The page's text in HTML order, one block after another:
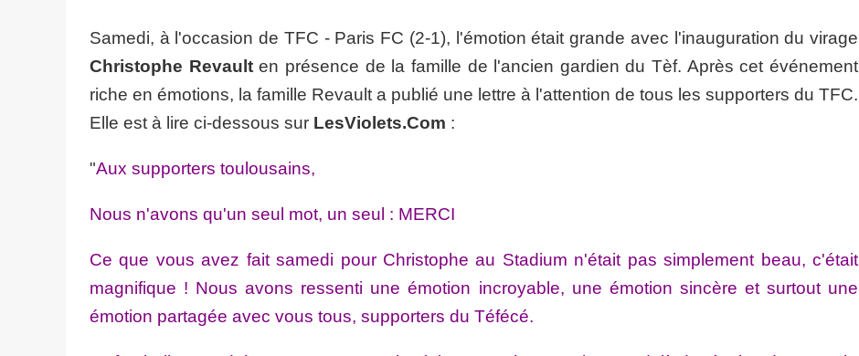
Samedi, à l'occasion de TFC - Paris FC (2-1), l'émotion était grande avec l'inauguration du virage
Christophe Revaulten présence de la famille de l'ancien gardien du Tèf. Après cet événement
riche en émotions, la famille Revault a publié une lettre à l'attention de tous les supporters du TFC.
Elle est à lire ci-dessous sur LesViolets.Com :
"Aux supporters toulousains,
Nous n'avons qu'un seul mot, un seul : MERCI
Ce que vous avez fait samedi pour Christophe au Stadium n'était pas simplement beau, c'était
magnifique ! Nous avons ressenti une émotion incroyable, une émotion sincère et surtout une
émotion partagée avec vous tous, supporters du Téfécé.